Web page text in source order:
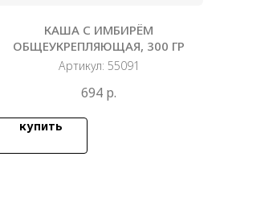
КАША С ИМБИРЁМ
ОБЩЕУКРЕПЛЯЮЩАЯ, 300 ГР
Артикул: 55091
694 р.
купить